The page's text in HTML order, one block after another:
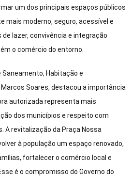
um dos principais espaços públicos
mais moderno, seguro, acessível e
lazer, convivência e integração
o comércio do entorno.
Habitação e
Soares, destacou a importância
autorizada representa mais
dos municípios e respeito com
A revitalização da Praça Nossa
à população um espaço renovado,
fortalecer o comércio local e
é o compromisso do Governo do